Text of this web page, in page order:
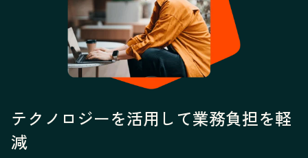
テクノロジーを活用して業務負担を軽
減